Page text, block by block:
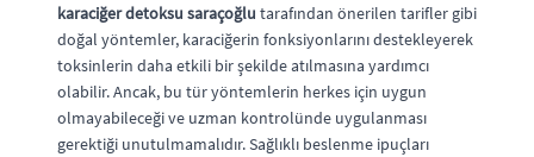
karaciğer detoksu saraçoğlu tarafından önerilen tarifler gibi
doğal yöntemler, karaciğerin fonksiyonlarını destekleyerek
toksinlerin daha etkili bir şekilde atılmasına yardımcı
olabilir. Ancak, bu tür yöntemlerin herkes için uygun
olmayabileceği ve uzman kontrolünde uygulanması
gerektiği unutulmamalıdır. Sağlıklı beslenme ipuçları